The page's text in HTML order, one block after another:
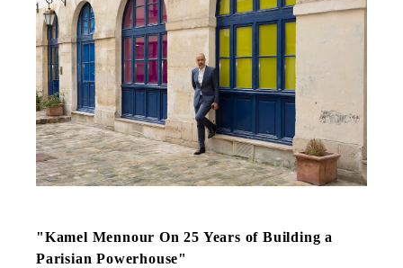
"Kamel Mennour On 25 Years of Building a
Parisian Powerhouse"